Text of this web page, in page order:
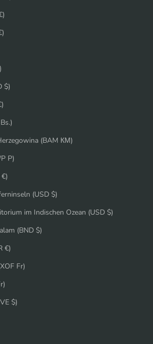
$)
(BAM КМ)
P)
(USD $)
im Indischen Ozean (USD $)
(BND $)
€)
Fr)
$)